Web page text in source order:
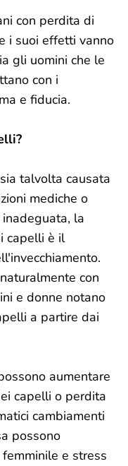
con perdita di
i suoi effetti vanno
gli uomini che le
con i
e fiducia.
talvolta causata
mediche o
la
capelli è il
con
e donne notano
a partire dai
aumentare
capelli o perdita
cambiamenti
possono
e stress